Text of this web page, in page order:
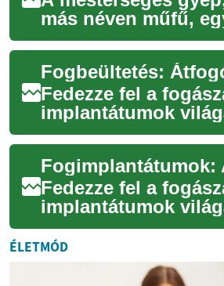
más néven műfű,
népszerűbb
azok számára, akik
évben gondozott, ...
Fedezze fel a
implantátumok
korszerű megoldás
esztétikai
előnyös, de segí...
Fedezze fel a
implantátumok
korszerű megoldás
esztétikus mosolyt
de segít ...
ÉLETMÓD